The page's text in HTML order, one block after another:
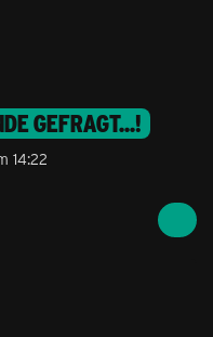
GEFRAGT...!
14:22